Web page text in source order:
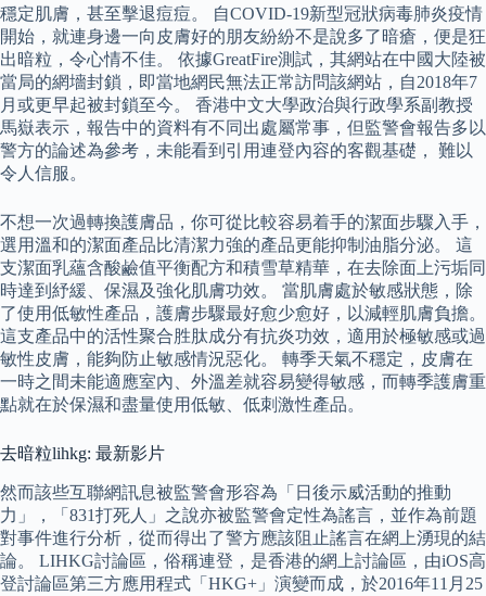
穩定肌膚，甚至擊退痘痘。 自COVID-19新型冠狀病毒肺炎疫情
開始，就連身邊一向皮膚好的朋友紛紛不是說多了暗瘡，便是狂
出暗粒，令心情不佳。 依據GreatFire測試，其網站在中國大陸被
當局的網墻封鎖，即當地網民無法正常訪問該網站，自2018年7
月或更早起被封鎖至今。 香港中文大學政治與行政學系副教授
馬嶽表示，報告中的資料有不同出處屬常事，但監警會報告多以
警方的論述為參考，未能看到引用連登內容的客觀基礎， 難以
令人信服。
不想一次過轉換護膚品，你可從比較容易着手的潔面步驟入手，
選用溫和的潔面產品比清潔力強的產品更能抑制油脂分泌。 這
支潔面乳蘊含酸鹼值平衡配方和積雪草精華，在去除面上污垢同
時達到紓緩、保濕及強化肌膚功效。 當肌膚處於敏感狀態，除
了使用低敏性產品，護膚步驟最好愈少愈好，以減輕肌膚負擔。
這支產品中的活性聚合胜肽成分有抗炎功效，適用於極敏感或過
敏性皮膚，能夠防止敏感情況惡化。 轉季天氣不穩定，皮膚在
一時之間未能適應室內、外溫差就容易變得敏感，而轉季護膚重
點就在於保濕和盡量使用低敏、低刺激性產品。
去暗粒lihkg: 最新影片
然而該些互聯網訊息被監警會形容為「日後示威活動的推動
力」，「831打死人」之說亦被監警會定性為謠言，並作為前題
對事件進行分析，從而得出了警方應該阻止謠言在網上湧現的結
論。 LIHKG討論區，俗稱連登，是香港的網上討論區，由iOS高
登討論區第三方應用程式「HKG+」演變而成，於2016年11月25